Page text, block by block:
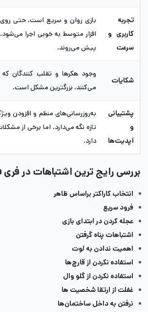
تجربه
کاربری و
سرعت
بازی روان و سریع است، حتی
‌افزار متوسط به خوبی اجرا می‌شود.
پیش می‌روند.
شکایات
وجود هکرها و تقلب‌ کنندگان که
می‌کنند، بزرگترین مشکل است.
پشتیبانی
و
آپدیت‌ها
به‌روزرسانی‌های منظم و افزودن
تازه نگه می‌دارد. اما برخی از
دارد.
بررسی رایج ترین اشتباهات در فری
انتخاب کاراکتر براساس ظاهر
فرود سریع
عجله کردن در ابتدای بازی
اشتباهات پناه گرفتن
اهمیت ندادن به لوت
استفاده نکردن از قارچ‌ها
استفاده نکردن از گلو وال
غفلت از ارتقا شخصیت ‌ها
نرفتن به داخل ساختمان‌‌ها